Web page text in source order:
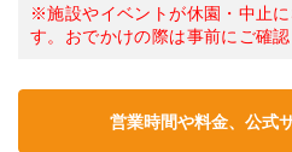
※施設やイベントが休園・中止
す。おでかけの際は事前にご確認
営業時間や料金、公式